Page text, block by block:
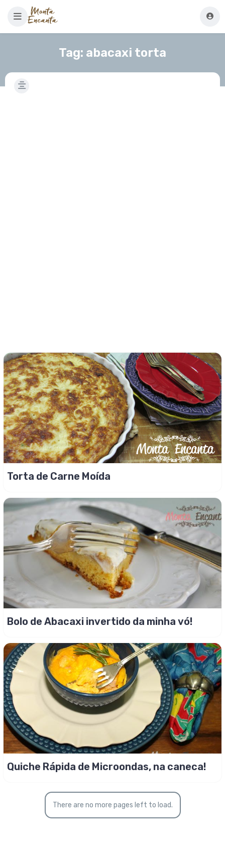
Tag: abacaxi torta
Torta de Carne Moída
Bolo de Abacaxi invertido da minha vó!
Quiche Rápida de Microondas, na caneca!
There are no more pages left to load.